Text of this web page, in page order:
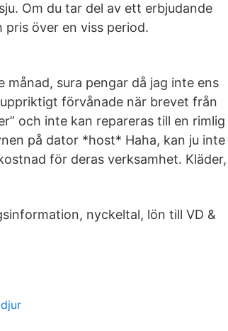
Om du tar del av ett erbjudande
över en viss period.
månad, sura pengar då jag inte ens
förvånade när brevet från
och inte kan repareras till en rimlig
på dator *host* Haha, kan ju inte
för deras verksamhet. Kläder,
nyckeltal, lön till VD &